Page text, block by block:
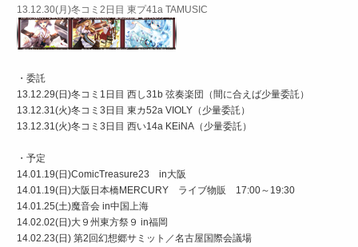
13.12.30(月)冬コミ2日目 東プ41a TAMUSIC
・委託
13.12.29(日)冬コミ1日目 西し31b 弦奏楽団（間に合えば少量委託）
13.12.31(火)冬コミ3日目 東カ52a VIOLY（少量委託）
13.12.31(火)冬コミ3日目 西い14a KEiNA（少量委託）
・予定
14.01.19(日)ComicTreasure23 in大阪
14.01.19(日)大阪日本橋MERCURY ライブ物販 17:00～19:30
14.01.25(土)魔音会 in中国上海
14.02.02(日)大９州東方祭９ in福岡
14.02.23(日) 第2回幻想郷サミット／名古屋国際会議場